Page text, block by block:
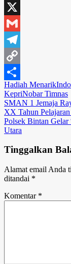
Email
X
Gmail
Telegram
Copy
Link
Share
Hadiah Menarik
KepriNobar Timnas
Navigasi
pos
SMAN 1 Jemaja
XX Tahun
Polsek Bintan
Utara
Tinggalkan
Alamat email Anda
ditandai *
Komentar *